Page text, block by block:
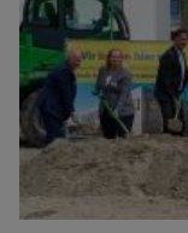
reduzierter
Messung der
zur Auswahl
Liste der